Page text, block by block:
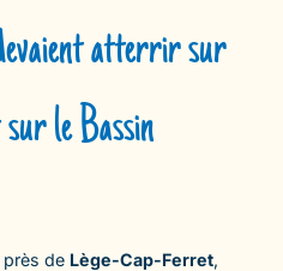
atterrir sur
le Bassin
près de Lège-Cap-Ferret,